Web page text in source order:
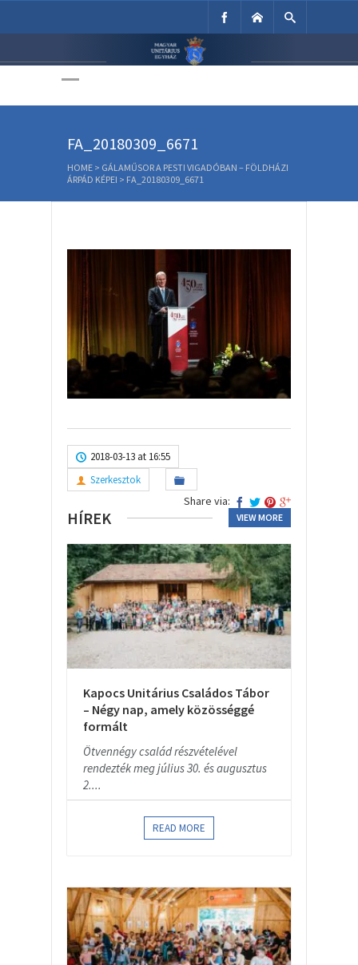
Unitárius Egyház
FA_20180309_6671
HOME > GÁLAMŰSOR A PESTI VIGADÓBAN – FÖLDHÁZI
ÁRPÁD KÉPEI > FA_20180309_6671
2018-03-13 at 16:55
Szerkesztok
Share via:
HÍREK VIEW MORE
Kapocs Unitárius Családos Tábor
– Négy nap, amely közösséggé
formált
Ötvennégy család részvételével
rendezték meg július 30. és augusztus
2....
READ MORE